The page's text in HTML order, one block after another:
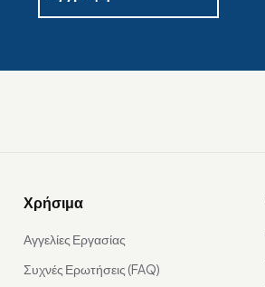
Χρήσιμα
Αγγελίες Εργασίας
Συχνές Ερωτήσεις (FAQ)